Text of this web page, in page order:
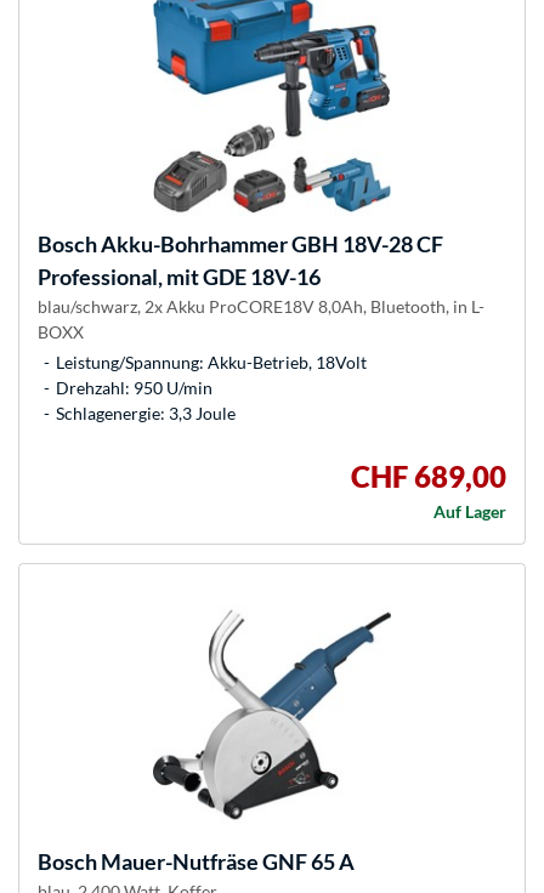
BoschAkku-Bohrhammer GBH 18V-28 CF
Professional, mit GDE 18V-16
blau/schwarz, 2x Akku ProCORE18V 8,0Ah, Bluetooth, in L-
BOXX
Leistung/Spannung: Akku-Betrieb, 18Volt
Drehzahl: 950 U/min
Schlagenergie: 3,3 Joule
CHF 689,00
Auf Lager
BoschMauer-Nutfräse GNF 65 A